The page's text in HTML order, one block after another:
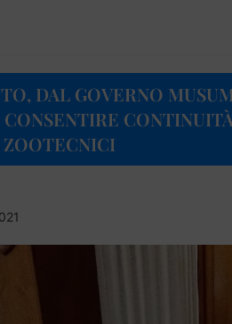
DAL GOVERNO